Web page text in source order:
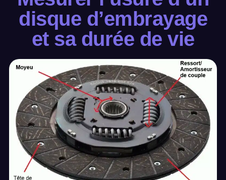
disque d’embrayage
et sa durée de vie